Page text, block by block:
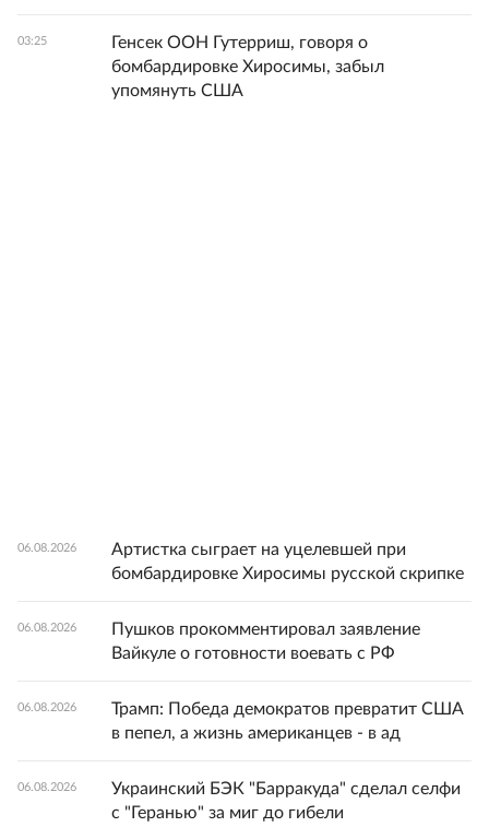
03:25
Генсек ООН Гутерриш, говоря о
бомбардировке Хиросимы, забыл
упомянуть США
06.08.2026
Артистка сыграет на уцелевшей при
бомбардировке Хиросимы русской скрипке
06.08.2026
Пушков прокомментировал заявление
Вайкуле о готовности воевать с РФ
06.08.2026
Трамп: Победа демократов превратит США
в пепел, а жизнь американцев - в ад
06.08.2026
Украинский БЭК "Барракуда" сделал селфи
с "Геранью" за миг до гибели